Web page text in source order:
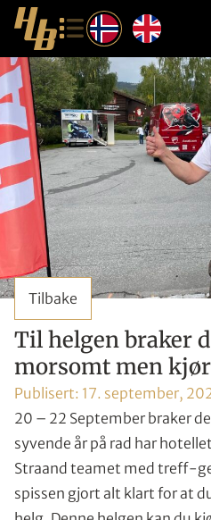
Tilbake
Til helgen braker
morsomt men
Publisert: 17. september,
20 – 22 September braker
syvende år på rad har
Straand teamet med treff-
spissen gjort alt klart for at